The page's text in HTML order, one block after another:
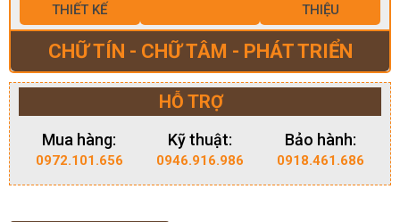
THIẾT KẾ
THIỆU
CHỮ TÍN - CHỮ TÂM - PHÁT TRIỂN
HỖ TRỢ
Mua hàng:
0972.101.656
Kỹ thuật:
0946.916.986
Bảo hành:
0918.461.686